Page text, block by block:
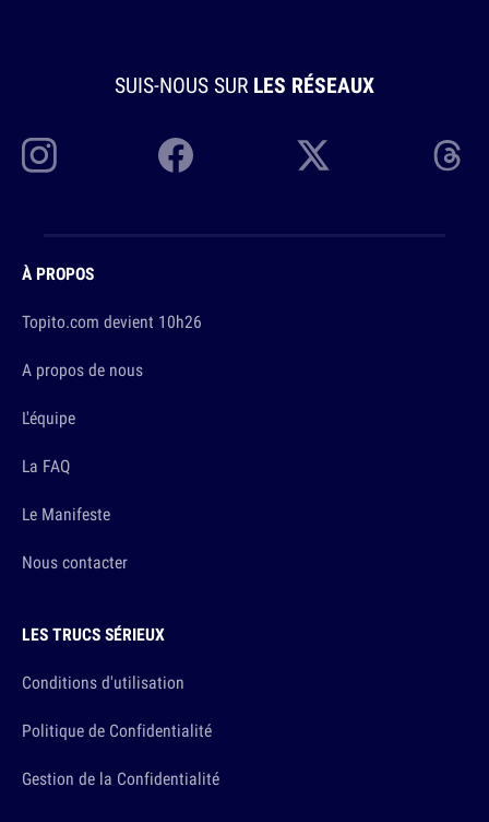
SUIS-NOUS SUR LES RÉSEAUX
À PROPOS
Topito.com devient 10h26
A propos de nous
L'équipe
La FAQ
Le Manifeste
Nous contacter
LES TRUCS SÉRIEUX
Conditions d'utilisation
Politique de Confidentialité
Gestion de la Confidentialité